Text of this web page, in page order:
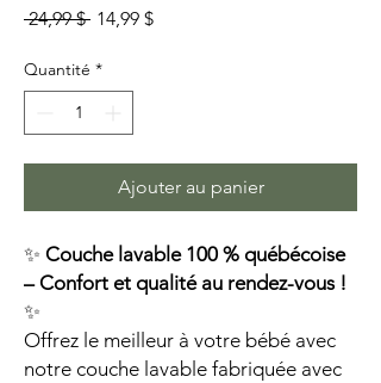
24,99 $ Prix
14,99 $Prix
Quantité *
Ajouter au panier
✨ Couche lavable 100 % québécoise
– Confort et qualité au rendez-vous !
✨
Offrez le meilleur à votre bébé avec
notre couche lavable fabriquée avec